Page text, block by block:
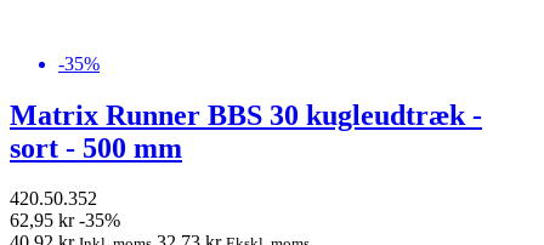
-35%
Matrix Runner BBS 30 kugleudtræk -
sort - 500 mm
420.50.352
62,95 kr -35%